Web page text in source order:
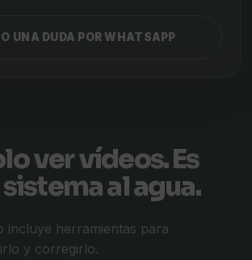
UNA DUDA POR WHATSAPP
ver vídeos. Es
al agua.
incluye herramientas para
y corregirlo.